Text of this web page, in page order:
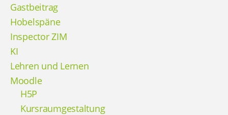
Gastbeitrag
Hobelspäne
Inspector ZIM
KI
Lehren und Lernen
Moodle
H5P
Kursraumgestaltung